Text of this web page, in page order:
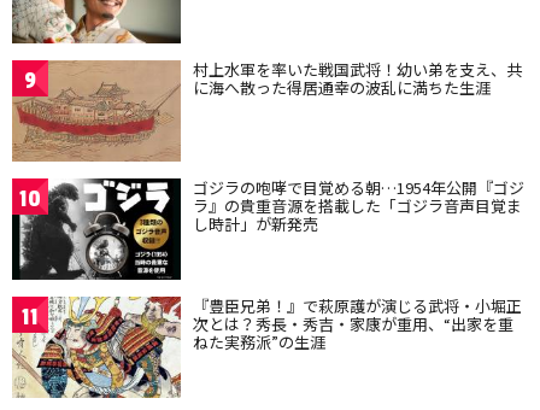
9 村上水軍を率いた戦国武将！幼い弟を支え、共
に海へ散った得居通幸の波乱に満ちた生涯
10 ゴジラの咆哮で目覚める朝…1954年公開『ゴジ
ラ』の貴重音源を搭載した「ゴジラ音声目覚ま
し時計」が新発売
11 『豊臣兄弟！』で萩原護が演じる武将・小堀正
次とは？秀長・秀吉・家康が重用、“出家を重
ねた実務派”の生涯